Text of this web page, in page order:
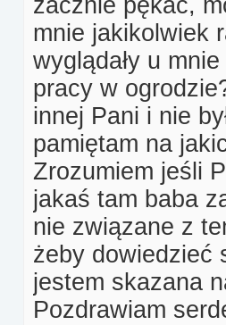
zacznie pękać,
mnie jakikolwiek
wyglądały u
pracy w
innej Pani i nie
pamiętam na
Zrozumiem jeśli
jakaś tam baba
nie związane z
żeby dowiedzieć
jestem skazana
Pozdrawiam